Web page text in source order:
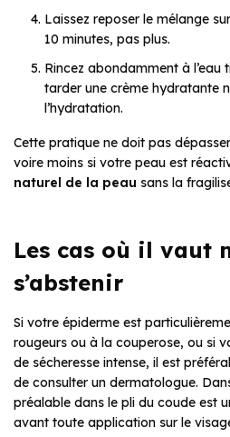
Laissez reposer le mélange
10 minutes, pas plus.
Rincez abondamment à l’eau
tarder une crème hydratante
l’hydratation.
Cette pratique ne doit pas
voire moins si votre peau est
naturel de la peau sans la
Les cas où il vaut
s’abstenir
Si votre épiderme est
rougeurs ou à la couperose, ou si
de sécheresse intense, il est
de consulter un dermatologue.
préalable dans le pli du coude est
avant toute application sur le